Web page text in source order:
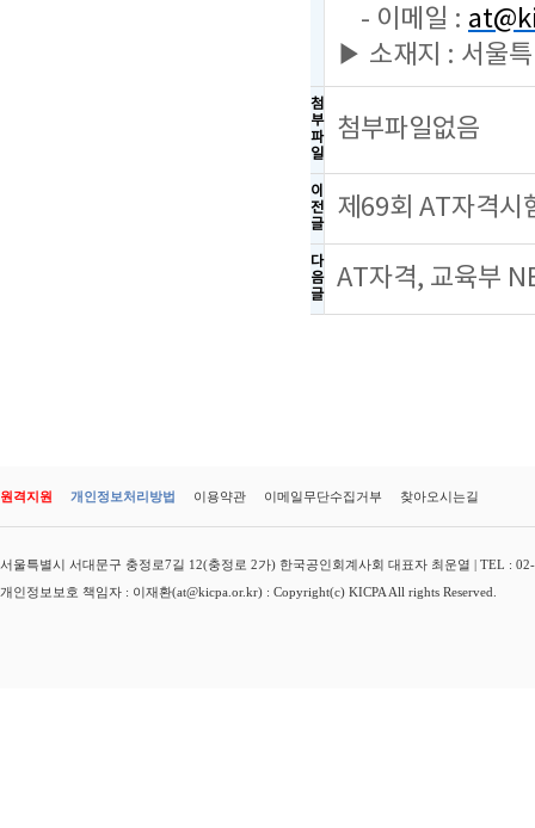
- 이메일 :
▶ 소재지 : 서울
첨
부
파
일
첨부파일없음
이
전
글
제69회 AT자격시
다
음
글
AT자격, 교육부
원격지원 개인정보처리방법 이용약관 이메일무단수집거부 찾아오시는길
서울특별시 서대문구 충정로7길 12(충정로 2가) 한국공인회계사회 대표자 최운열 | TEL :
개인정보보호 책임자 : 이재환(at@kicpa.or.kr) : Copyright(c) KICPA All rights Reserved.